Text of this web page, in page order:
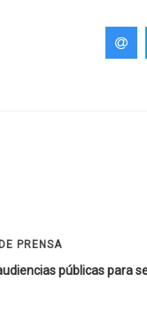
PRENSA
públicas para